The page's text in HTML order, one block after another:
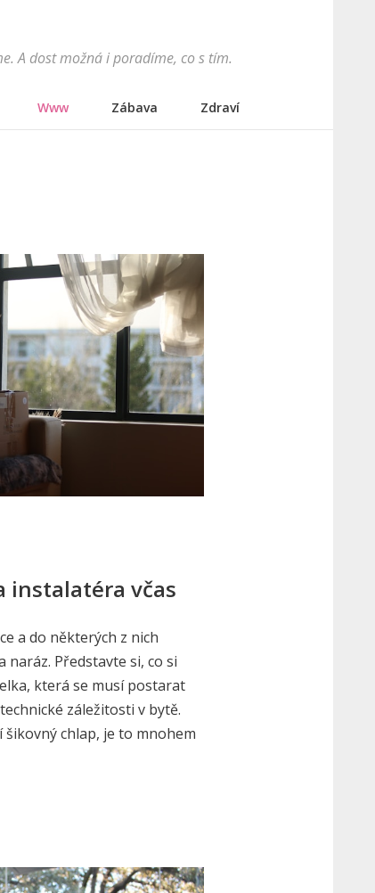
A dost možná i poradíme, co s tím.
Www Zábava Zdraví
instalatéra včas
a do některých z nich
naráz. Představte si, co si
která se musí postarat
záležitosti v bytě.
šikovný chlap, je to mnohem